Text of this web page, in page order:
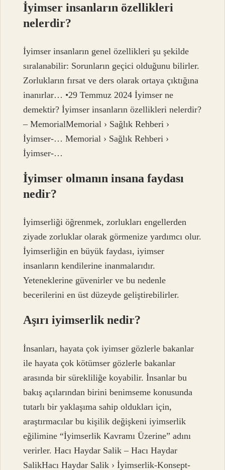
İyimser insanların özellikleri
nelerdir?
İyimser insanların genel özellikleri şu şekilde
sıralanabilir: Sorunların geçici olduğunu bilirler.
Zorlukların fırsat ve ders olarak ortaya çıktığına
inanırlar… •29 Temmuz 2024 İyimser ne
demektir? İyimser insanların özellikleri nelerdir?
– MemorialMemorial › Sağlık Rehberi ›
İyimser-… Memorial › Sağlık Rehberi ›
İyimser-…
İyimser olmanın insana faydası
nedir?
İyimserliği öğrenmek, zorlukları engellerden
ziyade zorluklar olarak görmenize yardımcı olur.
İyimserliğin en büyük faydası, iyimser
insanların kendilerine inanmalarıdır.
Yeteneklerine güvenirler ve bu nedenle
becerilerini en üst düzeyde geliştirebilirler.
Aşırı iyimserlik nedir?
İnsanları, hayata çok iyimser gözlerle bakanlar
ile hayata çok kötümser gözlerle bakanlar
arasında bir sürekliliğe koyabilir. İnsanlar bu
bakış açılarından birini benimseme konusunda
tutarlı bir yaklaşıma sahip oldukları için,
araştırmacılar bu kişilik değişkeni iyimserlik
eğilimine “İyimserlik Kavramı Üzerine” adını
verirler. Hacı Haydar Salik – Hacı Haydar
SalikHacı Haydar Salik › İyimserlik-Konsept-